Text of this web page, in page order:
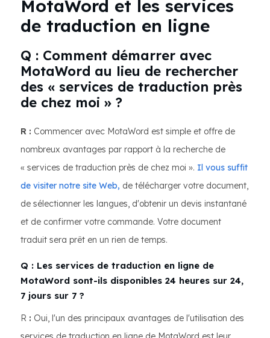
MotaWord et les services
de traduction en ligne
Q : Comment démarrer avec
MotaWord au lieu de rechercher
des « services de traduction près
de chez moi » ?
R : Commencer avec MotaWord est simple et offre de
nombreux avantages par rapport à la recherche de
« services de traduction près de chez moi ». Il vous suffit
de visiter notre site Web, de télécharger votre document,
de sélectionner les langues, d'obtenir un devis instantané
et de confirmer votre commande. Votre document
traduit sera prêt en un rien de temps.
Q : Les services de traduction en ligne de
MotaWord sont-ils disponibles 24 heures sur 24,
7 jours sur 7 ?
R : Oui, l'un des principaux avantages de l'utilisation des